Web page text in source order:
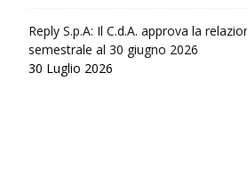
Reply S.p.A: Il C.d.A. approva la
semestrale al 30 giugno 2026
30 Luglio 2026